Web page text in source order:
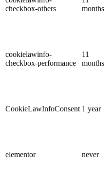
checkbox-others
months
cookielawinfo-
checkbox-performance
11
months
CookieLawInfoConsent 1 year
elementor never